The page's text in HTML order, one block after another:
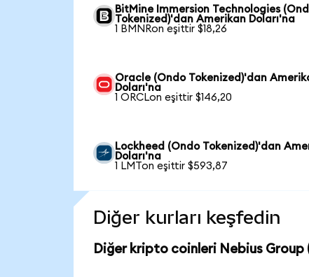
BitMine Immersion Technologies
Tokenized)'dan Amerikan Doları'na
1 BMNRon eşittir $18,26
Oracle (Ondo Tokenized)'dan
Doları'na
1 ORCLon eşittir $146,20
Lockheed (Ondo Tokenized)'dan
Doları'na
1 LMTon eşittir $593,87
Diğer kurları keşfedin
Diğer kripto coinleri Nebius Group